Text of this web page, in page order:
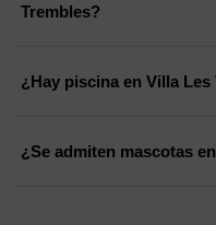
Trembles?
¿Hay piscina en Villa Les
¿Se admiten mascotas